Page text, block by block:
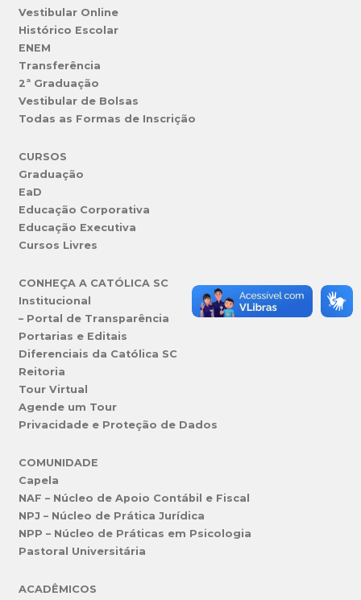
Vestibular Online
Histórico Escolar
ENEM
Transferência
2ª Graduação
Vestibular de Bolsas
Todas as Formas de Inscrição
CURSOS
Graduação
EaD
Educação Corporativa
Educação Executiva
Cursos Livres
CONHEÇA A CATÓLICA SC
Institucional
– Portal de Transparência
Portarias e Editais
Diferenciais da Católica SC
Reitoria
Tour Virtual
Agende um Tour
Privacidade e Proteção de Dados
COMUNIDADE
Capela
NAF – Núcleo de Apoio Contábil e Fiscal
NPJ – Núcleo de Prática Jurídica
NPP – Núcleo de Práticas em Psicologia
Pastoral Universitária
ACADÊMICOS